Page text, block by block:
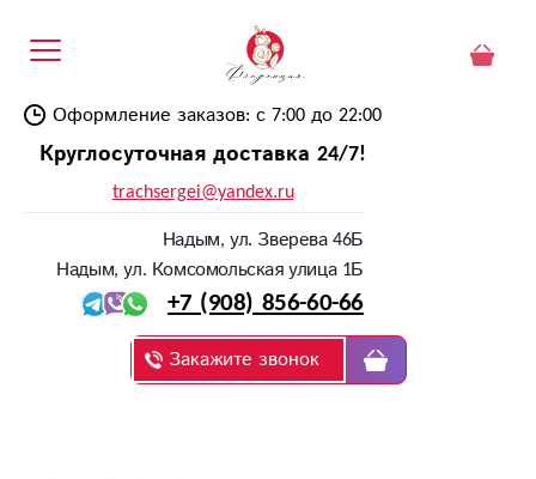
Оформление заказов: с 7:00 до 22:00
Круглосуточная доставка 24/7!
trachsergei@yandex.ru
Надым, ул. Зверева 46Б
Надым, ул. Комсомольская улица 1Б
+7 (908) 856-60-66
Закажите звонок